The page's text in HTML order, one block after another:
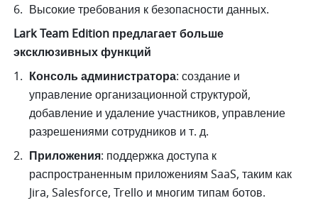
Высокие требования к безопасности данных.
Lark Team Edition предлагает больше
эксклюзивных функций
Консоль администратора: создание и
управление организационной структурой,
добавление и удаление участников, управление
разрешениями сотрудников и т. д.
Приложения: поддержка доступа к
распространенным приложениям SaaS, таким как
Jira, Salesforce, Trello и многим типам ботов.